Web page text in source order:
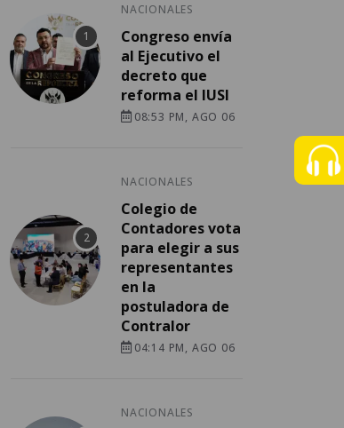
NACIONALES
Congreso envía
al Ejecutivo el
decreto que
reforma el IUSI
08:53 PM, AGO 06
NACIONALES
Colegio de
Contadores vota
para elegir a sus
representantes
en la
postuladora de
Contralor
04:14 PM, AGO 06
NACIONALES